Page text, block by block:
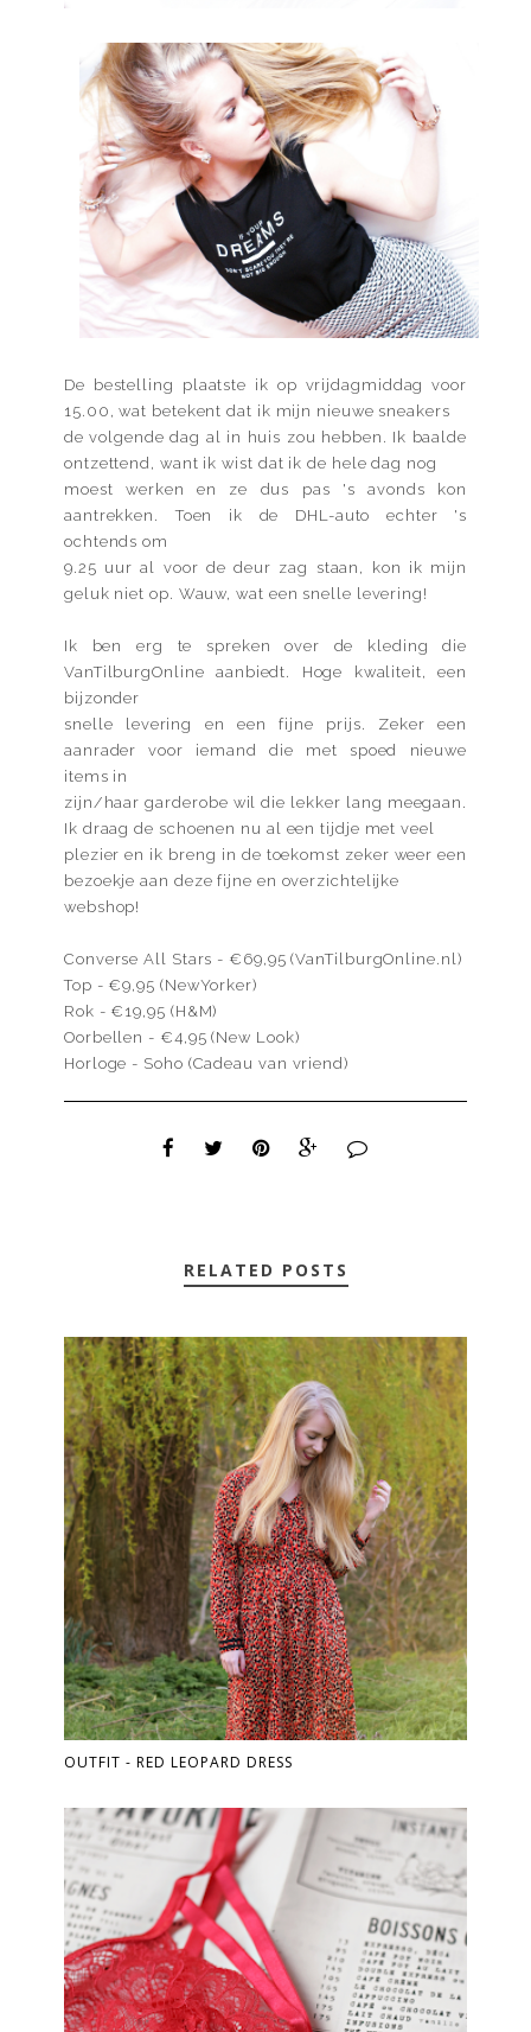
De bestelling plaatste ik op vrijdagmiddag voor
15.00, wat betekent dat ik mijn nieuwe sneakers
de volgende dag al in huis zou hebben. Ik baalde
ontzettend, want ik wist dat ik de hele dag nog
moest werken en ze dus pas 's avonds kon
aantrekken. Toen ik de DHL-auto echter 's
ochtends om
9.25 uur al voor de deur zag staan, kon ik mijn
geluk niet op. Wauw, wat een snelle levering!
Ik ben erg te spreken over de kleding die
VanTilburgOnline aanbiedt. Hoge kwaliteit, een
bijzonder
snelle levering en een fijne prijs. Zeker een
aanrader voor iemand die met spoed nieuwe
items in
zijn/haar garderobe wil die lekker lang meegaan.
Ik draag de schoenen nu al een tijdje met veel
plezier en ik breng in de toekomst zeker weer een
bezoekje aan deze fijne en overzichtelijke
webshop!
Converse All Stars - €69,95 (VanTilburgOnline.nl)
Top - €9,95 (NewYorker)
Rok - €19,95 (H&M)
Oorbellen - €4,95 (New Look)
Horloge - Soho (Cadeau van vriend)
RELATED POSTS
OUTFIT - RED LEOPARD DRESS